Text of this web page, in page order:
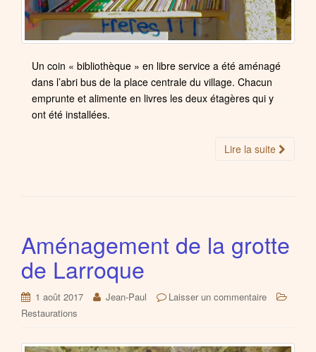
Un coin « bibliothèque » en libre service a été aménagé
dans l’abri bus de la place centrale du village. Chacun
emprunte et alimente en livres les deux étagères qui y
ont été installées.
Lire la suite
Aménagement de la grotte
de Larroque
1 août 2017 Jean-Paul
Laisser un commentaire
Restaurations